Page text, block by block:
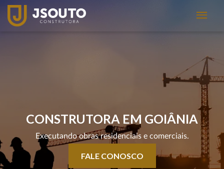
CONSTRUTORA EM GOIÂNIA
Executando obras residenciais e comerciais.
FALE CONOSCO